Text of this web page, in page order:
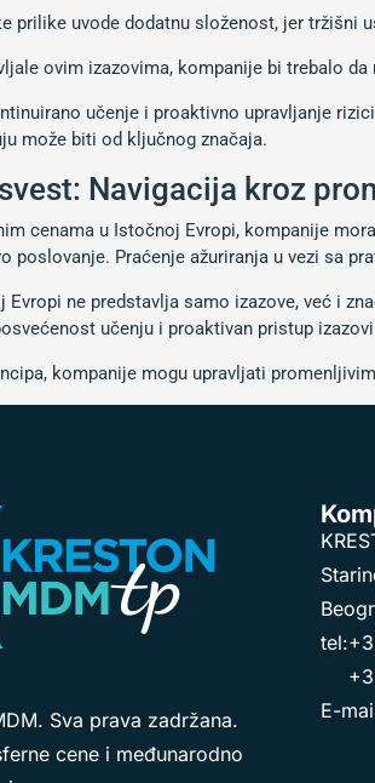
prilike uvode dodatnu složenost, jer
ovim izazovima, kompanije bi trebalo
učenje i proaktivno upravljanje
može biti od ključnog značaja.
Navigacija kroz
cenama u Istočnoj Evropi, kompanije
poslovanje. Praćenje ažuriranja u vezi sa
Evropi ne predstavlja samo izazove, već i
učenju i proaktivan pristup
kompanije mogu upravljati
Sva prava zadržana.
cene i međunarodno
tel:
E-